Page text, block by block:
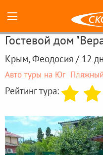
Гостевой дом
Крым, Феодосия / 12
Авто туры на Юг
Рейтинг тура: